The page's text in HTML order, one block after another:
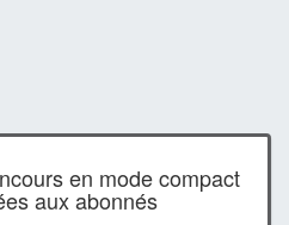
en mode compact
aux abonnés